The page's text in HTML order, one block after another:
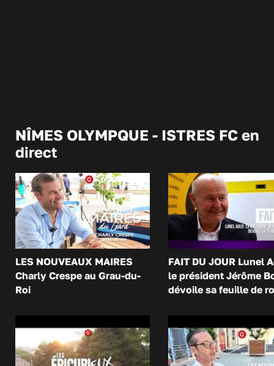
NÎMES OLYMPQUE - ISTRES FC en
direct
LES NOUVEAUX MAIRES
Charly Crespe au Grau-du-
Roi
FAIT DU JOUR Lunel
le président Jérôme
dévoile sa feuille de